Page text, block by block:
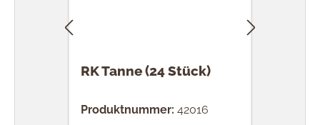
RK Tanne (24 Stück)
Produktnummer: 42016